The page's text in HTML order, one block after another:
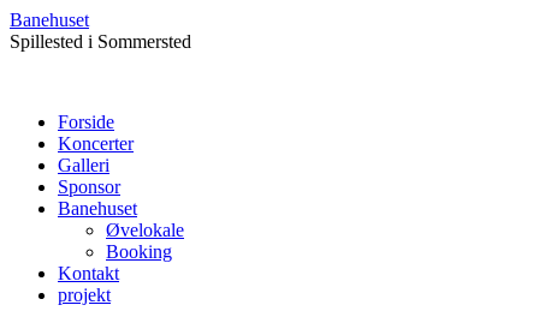
Banehuset
Spillested i Sommersted
Forside
Koncerter
Galleri
Sponsor
Banehuset
Øvelokale
Booking
Kontakt
projekt